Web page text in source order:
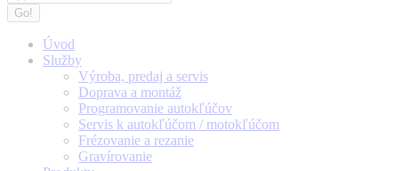
Úvod
Služby
Výroba, predaj a servis
Doprava a montáž
Programovanie autokľúčov
Servis k autokľúčom / motokľúčom
Frézovanie a rezanie
Gravírovanie